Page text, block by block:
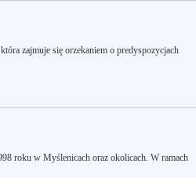
zajmuje się orzekaniem o predyspozycjach
roku w Myślenicach oraz okolicach. W ramach